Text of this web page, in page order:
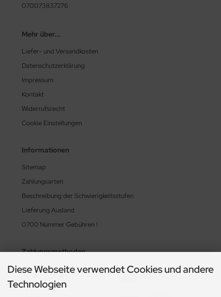
070073837276
Mehr über...
Liefer- und Versandkosten
Datenschutzerklärung
Impressum
Kontakt
Widerrufsrecht
Cookie Einstellungen
Informationen
Sitemap
Zahlungsarten
Beschreibung der Schwierigkeitsstufen
Lieferung Ausland
0700 Nummer Gebühren !
Zahlungsmethoden
Diese Webseite verwendet Cookies und andere
Technologien